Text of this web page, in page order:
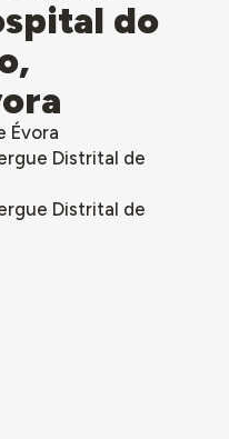
do
Évora
Distrital de
Distrital de